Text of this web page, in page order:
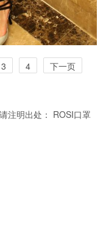
3 4 下一页
注明出处： ROSI口罩